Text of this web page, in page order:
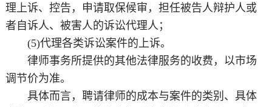
理上诉、控告，申请取保候审，担任被告人辩护人或
者自诉人、被害人的诉讼代理人；
(5)代理各类诉讼案件的上诉。
律师事务所提供的其他法律服务的收费，以市场
调节价为准。
具体而言，聘请律师的成本与案件的类别、具体